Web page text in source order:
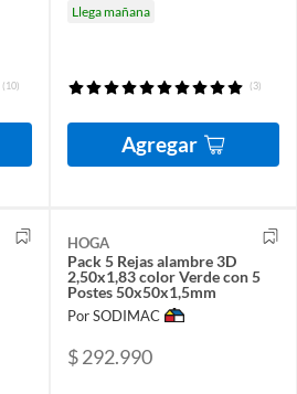
(10)
Llega mañana
(3)
Agregar
HOGA
Pack 5 Rejas alambre 3D
2,50x1,83 color Verde con 5
Postes 50x50x1,5mm
Por SODIMAC
$ 292.990